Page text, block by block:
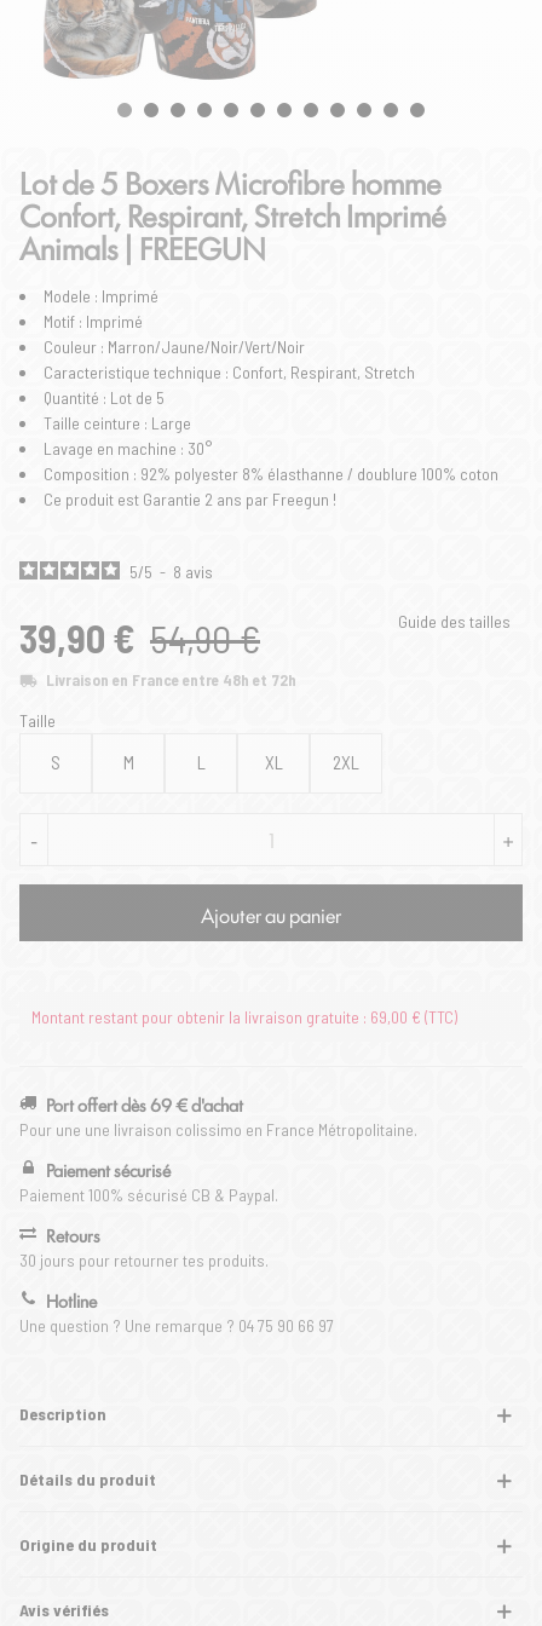
Lot de 5 Boxers Microfibre homme
Confort, Respirant, Stretch Imprimé
Animals | FREEGUN
Modele : Imprimé
Motif : Imprimé
Couleur : Marron/Jaune/Noir/Vert/Noir
Caracteristique technique : Confort, Respirant, Stretch
Quantité : Lot de 5
Taille ceinture : Large
Lavage en machine : 30°
Composition : 92% polyester 8% élasthanne / doublure 100% coton
Ce produit est Garantie 2 ans par Freegun !
5/5 - 8 avis
39,90 € 54,90 €
Livraison en France entre 48h et 72h
Guide des tailles
Taille
S M L XL 2XL
- +
Ajouter au panier
Montant restant pour obtenir la livraison gratuite : 69,00 € (TTC)
Port offert dès 69 € d'achat
Pour une une livraison colissimo en France Métropolitaine.
Paiement sécurisé
Paiement 100% sécurisé CB & Paypal.
Retours
30 jours pour retourner tes produits.
Hotline
Une question ? Une remarque ? 04 75 90 66 97
Description
Détails du produit
Origine du produit
Avis vérifiés